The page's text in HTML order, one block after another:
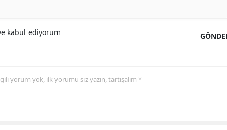
kabul ediyorum
yorum yok, ilk yorumu siz yazın, tartışalım *